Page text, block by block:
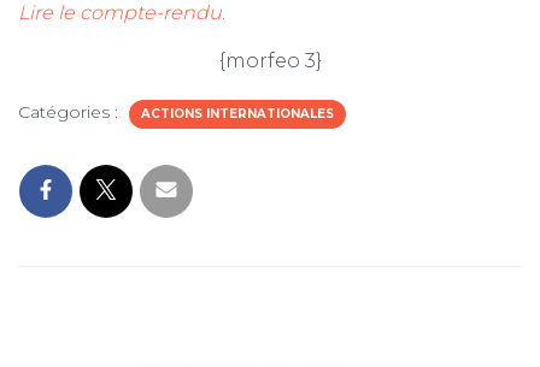
Lire le compte-rendu.
{morfeo 3}
Catégories : ACTIONS INTERNATIONALES